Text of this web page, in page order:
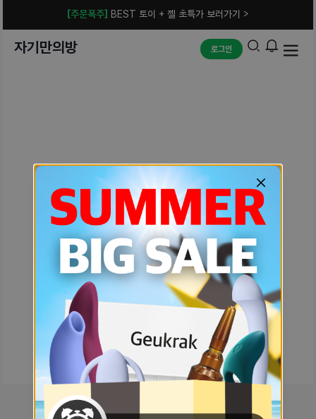
[주문폭주] BEST 토이 + 젤 초특가 보러가기 >
자기만의방 로그인
예상치 못한 에러입니다.